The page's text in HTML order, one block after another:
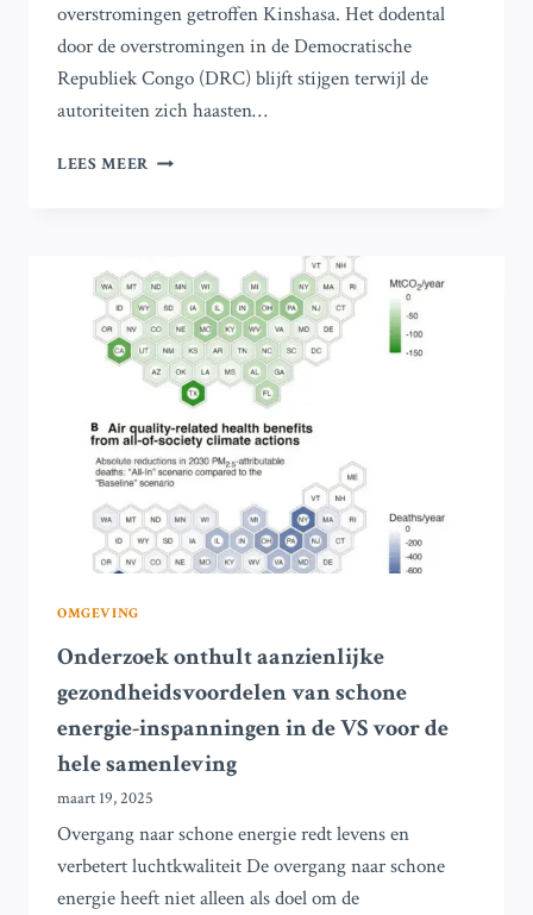
overstromingen getroffen Kinshasa. Het dodental
door de overstromingen in de Democratische
Republiek Congo (DRC) blijft stijgen terwijl de
autoriteiten zich haasten…
LEES MEER FOTO’S:
OP
TOT
ACTIE
NU
HET
AANTAL
DODELIJKE
SLACHTOFFERS
DOOR
OVERSTROMINGEN
STIJGT
OMGEVING
Onderzoek onthult aanzienlijke
gezondheidsvoordelen van schone
energie-inspanningen in de VS voor de
hele samenleving
maart 19, 2025
Overgang naar schone energie redt levens en
verbetert luchtkwaliteit De overgang naar schone
energie heeft niet alleen als doel om de